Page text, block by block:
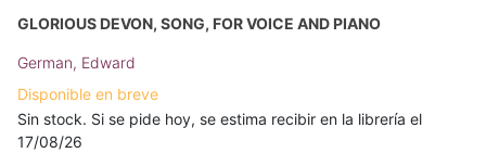
GLORIOUS DEVON, SONG, FOR VOICE AND PIANO
German, Edward
Disponible en breve
Sin stock. Si se pide hoy, se estima recibir en la librería el
17/08/26